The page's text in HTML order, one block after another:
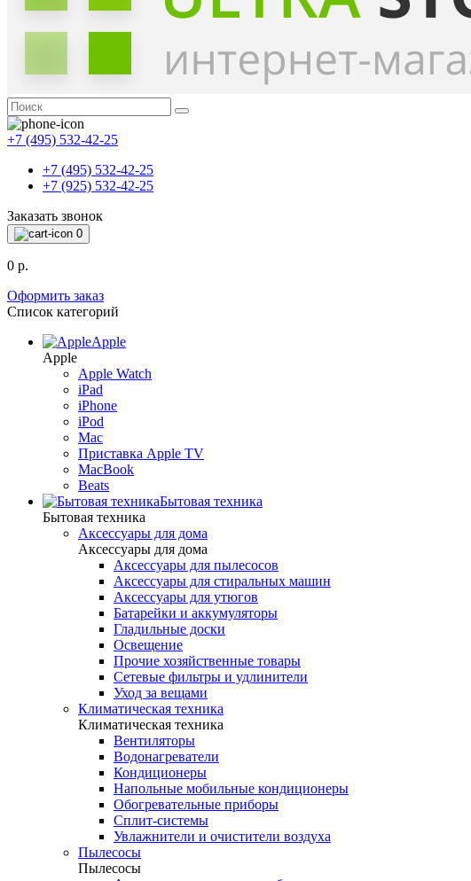
+7 (495) 532-42-25
+7 (495) 532-42-25
+7 (925) 532-42-25
Заказать звонок
0
0 р.
Оформить заказ
Список категорий
Apple
Apple
Apple Watch
iPad
iPhone
iPod
Mac
Приставка Apple TV
MacBook
Beats
Бытовая техника
Бытовая техника
Аксессуары для дома
Аксессуары для дома
Аксессуары для пылесосов
Аксессуары для стиральных машин
Аксессуары для утюгов
Батарейки и аккумуляторы
Гладильные доски
Освещение
Прочие хозяйственные товары
Сетевые фильтры и удлинители
Уход за вещами
Климатическая техника
Климатическая техника
Вентиляторы
Водонагреватели
Кондиционеры
Напольные мобильные кондиционеры
Обогревательные приборы
Сплит-системы
Увлажнители и очистители воздуха
Пылесосы
Пылесосы